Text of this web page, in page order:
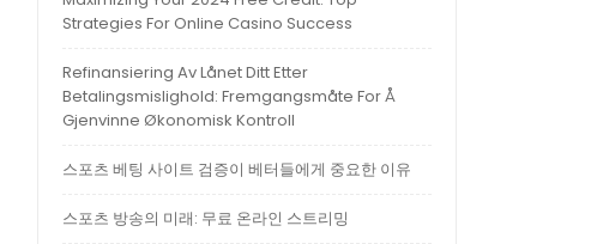
Strategies For Online Casino Success
Refinansiering Av Lånet Ditt Etter
Betalingsmislighold: Fremgangsmåte For Å
Gjenvinne Økonomisk Kontroll
스포츠 베팅 사이트 검증이 베터들에게 중요한 이유
스포츠 방송의 미래: 무료 온라인 스트리밍